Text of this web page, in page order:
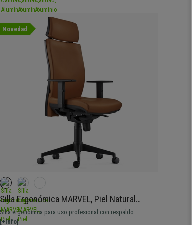
Novedad
Silla Ergonómica MARVEL, Piel Natural
Marrón, Reposacabezas y Soporte Lumbar
Silla ergonómica para uso profesional con respaldo
ajustable, soporte lumbar y brazos regulables en altura.
[+Info]